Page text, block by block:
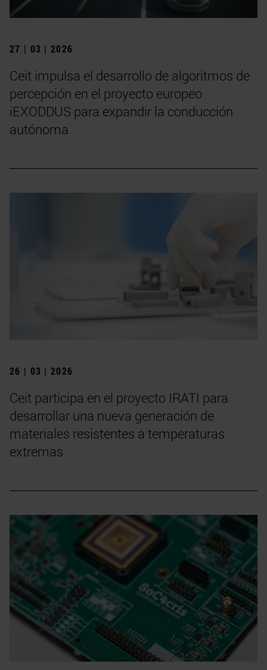
27 | 03 | 2026
Ceit impulsa el desarrollo de algoritmos de
percepción en el proyecto europeo
iEXODDUS para expandir la conducción
autónoma
26 | 03 | 2026
Ceit participa en el proyecto IRATI para
desarrollar una nueva generación de
materiales resistentes a temperaturas
extremas